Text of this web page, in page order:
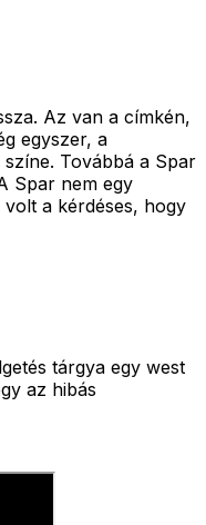
Az van a címkén,
egyszer, a
Továbbá a Spar
Spar nem egy
a kérdéses, hogy
tárgya egy west
az hibás